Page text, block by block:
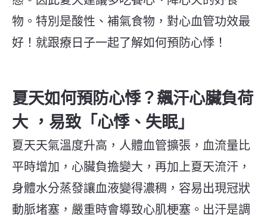
物。特別是酸性、補氣食物，對心血管功效最
好！就跟療日子一起了解如何預防心悸！
夏天如何預防心悸？飆汗心臟負荷
大 ， 易致「心悸、失眠」
夏天天氣溫度升高，人體血管擴張，血流量比
平時增加，心臟負擔變大，再加上夏天流汗，
身體水分蒸發讓血液變得濃稠，容易出現冠狀
動脈堵塞，嚴重時會導致心肌梗塞。出汗是調